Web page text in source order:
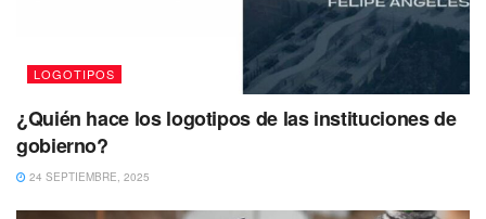
LOGOTIPOS
¿Quién hace los logotipos de las instituciones de
gobierno?
24 SEPTIEMBRE, 2025